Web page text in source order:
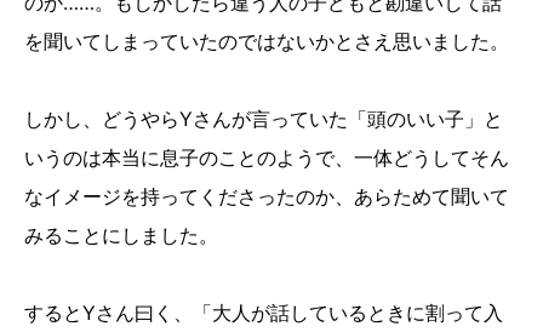
を聞いてしまっていたのではないかとさえ思いました。
しかし、どうやらYさんが言っていた「頭のいい子」と
いうのは本当に息子のことのようで、一体どうしてそん
なイメージを持ってくださったのか、あらためて聞いて
みることにしました。
するとYさん曰く、「大人が話しているときに割って入